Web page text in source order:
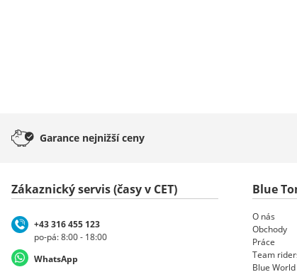
Garance nejnižší ceny
Zákaznický servis (časy v CET)
+43 316 455 123
po-pá: 8:00 - 18:00
WhatsApp
Blue
O nás
Obchody
Práce
Team
Blue World